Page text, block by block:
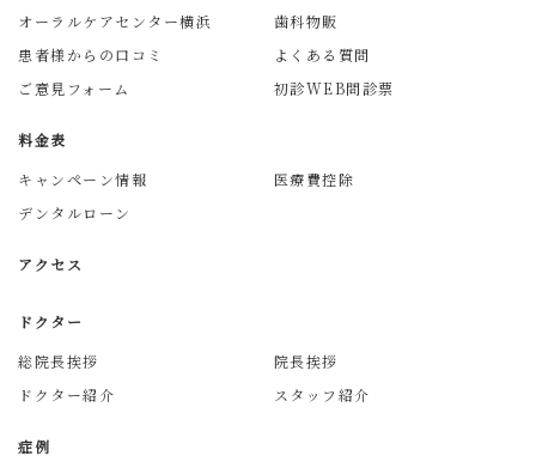
オーラルケアセンター横浜
歯科物販
患者様からの口コミ
よくある質問
ご意見フォーム
初診WEB問診票
料金表
キャンペーン情報
医療費控除
デンタルローン
アクセス
ドクター
総院長挨拶
院長挨拶
ドクター紹介
スタッフ紹介
症例